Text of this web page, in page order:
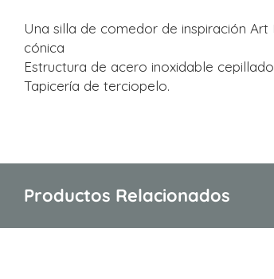
Una silla de comedor de inspiración
cónica
Estructura de acero inoxidable
Tapicería de terciopelo.
Productos Relacionados